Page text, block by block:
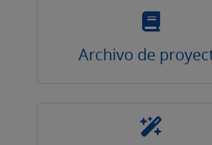
Archivo de